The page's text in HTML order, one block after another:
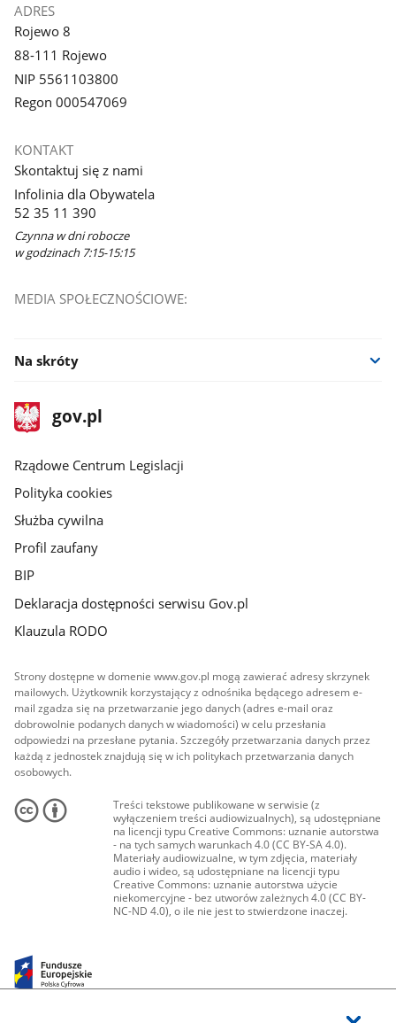
ADRES
Rojewo 8
88-111 Rojewo
NIP 5561103800
Regon 000547069
KONTAKT
Skontaktuj się z nami
Infolinia dla Obywatela
52 35 11 390
Czynna w dni robocze
w godzinach 7:15-15:15
MEDIA SPOŁECZNOŚCIOWE:
Na skróty
stopka
gov.plStrona
gov.pl
Rządowe Centrum Legislacji
Polityka cookies
Służba cywilna
Profil zaufany
BIP
Deklaracja dostępności serwisu Gov.pl
Klauzula RODO
Strony dostępne w domenie www.gov.pl mogą zawierać adresy skrzynek
mailowych. Użytkownik korzystający z odnośnika będącego adresem e-
mail zgadza się na przetwarzanie jego danych (adres e-mail oraz
dobrowolnie podanych danych w wiadomości) w celu przesłania
odpowiedzi na przesłane pytania. Szczegóły przetwarzania danych przez
każdą z jednostek znajdują się w ich politykach przetwarzania danych
osobowych.
Treści tekstowe publikowane w serwisie (z
wyłączeniem treści audiowizualnych), są udostępniane
na licencji typu Creative Commons: uznanie autorstwa
- na tych samych warunkach 4.0 (CC BY-SA 4.0).
Materiały audiowizualne, w tym zdjęcia, materiały
audio i wideo, są udostępniane na licencji typu
Creative Commons: uznanie autorstwa użycie
niekomercyjne - bez utworów zależnych 4.0 (CC BY-
NC-ND 4.0), o ile nie jest to stwierdzone inaczej.